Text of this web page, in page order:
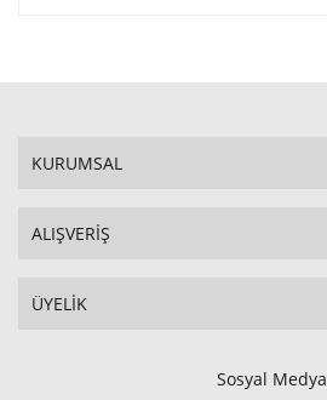
KURUMSAL
ALIŞVERİŞ
ÜYELİK
Sosyal Medya